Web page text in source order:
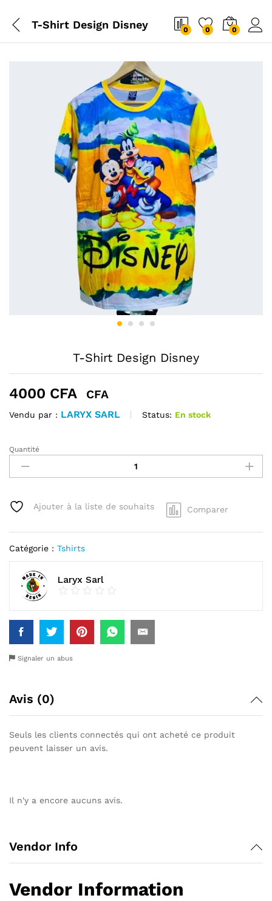
T-Shirt Design Disney 0 0 0
T-Shirt Design Disney
4000 CFA CFA
Vendu par : LARYX SARL Status: En stock
T-
Shirt
Design
quantité
Quantité
Ajouter à la liste de souhaits Comparer
Catégorie : Tshirts
Laryx Sarl
Signaler un abus
Avis (0)
Seuls les clients connectés qui ont acheté ce produit
peuvent laisser un avis.
Il n'y a encore aucuns avis.
Vendor Info
Vendor Information